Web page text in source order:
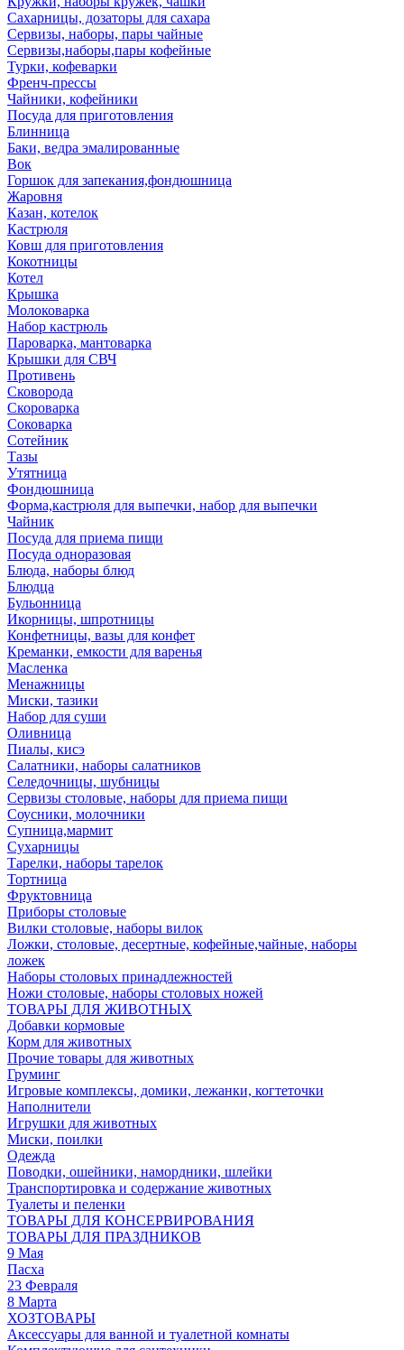
Сахарницы, дозаторы для сахара
Сервизы, наборы, пары чайные
Сервизы,наборы,пары кофейные
Турки, кофеварки
Френч-прессы
Чайники, кофейники
Посуда для приготовления
Блинница
Баки, ведра эмалированные
Вок
Горшок для запекания,фондюшница
Жаровня
Казан, котелок
Кастрюля
Ковш для приготовления
Кокотницы
Котел
Крышка
Молоковарка
Набор кастрюль
Пароварка, мантоварка
Крышки для СВЧ
Противень
Сковорода
Скороварка
Соковарка
Сотейник
Тазы
Утятница
Фондюшница
Форма,кастрюля для выпечки, набор для выпечки
Чайник
Посуда для приема пищи
Посуда одноразовая
Блюда, наборы блюд
Блюдца
Бульонница
Икорницы, шпротницы
Конфетницы, вазы для конфет
Креманки, емкости для варенья
Масленка
Менажницы
Миски, тазики
Набор для суши
Оливница
Пиалы, кисэ
Салатники, наборы салатников
Селедочницы, шубницы
Сервизы столовые, наборы для приема пищи
Соусники, молочники
Супница,мармит
Сухарницы
Тарелки, наборы тарелок
Тортница
Фруктовница
Приборы столовые
Вилки столовые, наборы вилок
Ложки, столовые, десертные, кофейные,чайные, наборы
ложек
Наборы столовых принадлежностей
Ножи столовые, наборы столовых ножей
ТОВАРЫ ДЛЯ ЖИВОТНЫХ
Добавки кормовые
Корм для животных
Прочие товары для животных
Груминг
Игровые комплексы, домики, лежанки, когтеточки
Наполнители
Игрушки для животных
Миски, поилки
Одежда
Поводки, ошейники, намордники, шлейки
Транспортировка и содержание животных
Туалеты и пеленки
ТОВАРЫ ДЛЯ КОНСЕРВИРОВАНИЯ
ТОВАРЫ ДЛЯ ПРАЗДНИКОВ
9 Мая
Пасха
23 Февраля
8 Марта
ХОЗТОВАРЫ
Аксессуары для ванной и туалетной комнаты